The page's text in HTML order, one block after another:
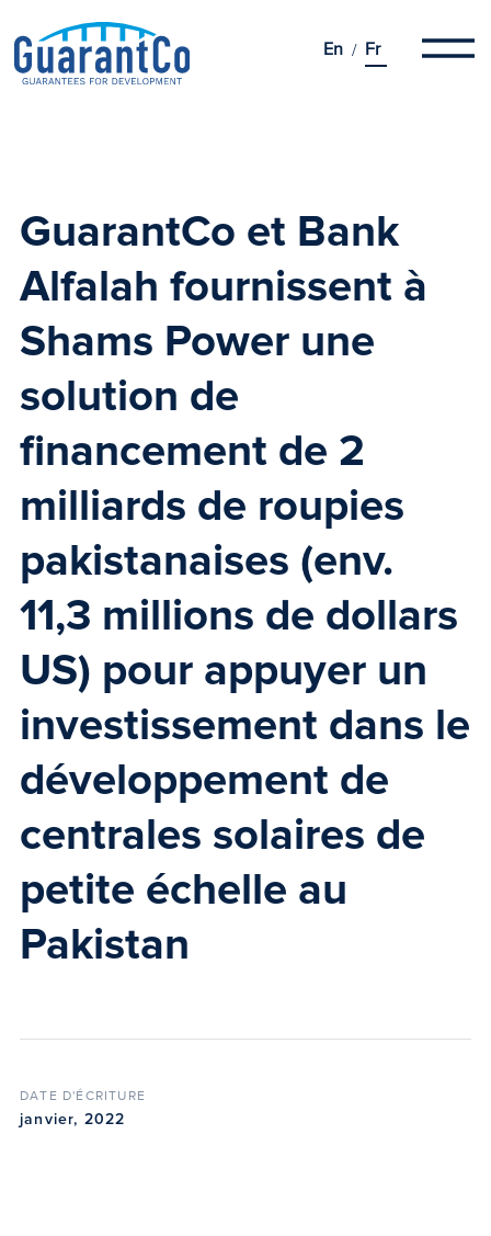
En Fr
GuarantCo et Bank
Alfalah fournissent à
Shams Power une
solution de
financement de 2
milliards de roupies
pakistanaises (env.
11,3 millions de dollars
US) pour appuyer un
investissement dans le
développement de
centrales solaires de
petite échelle au
Pakistan
DATE D'ÉCRITURE
janvier, 2022